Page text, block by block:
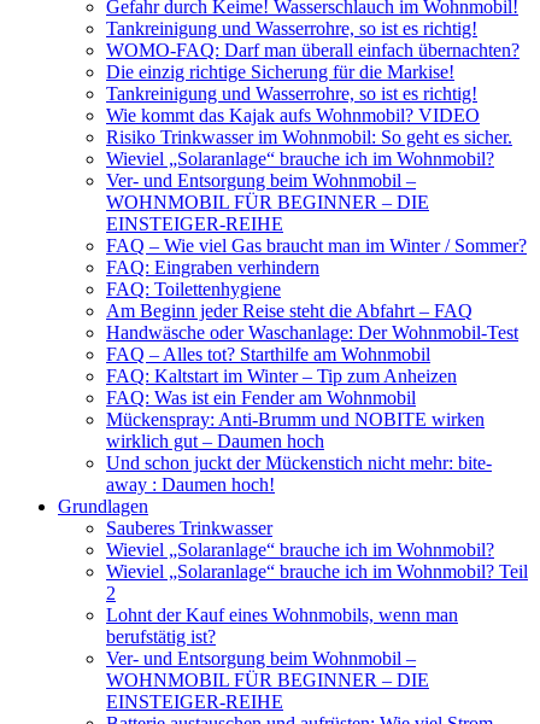
Gefahr durch Keime! Wasserschlauch im Wohnmobil!
Tankreinigung und Wasserrohre, so ist es richtig!
WOMO-FAQ: Darf man überall einfach übernachten?
Die einzig richtige Sicherung für die Markise!
Tankreinigung und Wasserrohre, so ist es richtig!
Wie kommt das Kajak aufs Wohnmobil? VIDEO
Risiko Trinkwasser im Wohnmobil: So geht es sicher.
Wieviel „Solaranlage“ brauche ich im Wohnmobil?
Ver- und Entsorgung beim Wohnmobil –
WOHNMOBIL FÜR BEGINNER – DIE
EINSTEIGER-REIHE
FAQ – Wie viel Gas braucht man im Winter / Sommer?
FAQ: Eingraben verhindern
FAQ: Toilettenhygiene
Am Beginn jeder Reise steht die Abfahrt – FAQ
Handwäsche oder Waschanlage: Der Wohnmobil-Test
FAQ – Alles tot? Starthilfe am Wohnmobil
FAQ: Kaltstart im Winter – Tip zum Anheizen
FAQ: Was ist ein Fender am Wohnmobil
Mückenspray: Anti-Brumm und NOBITE wirken
wirklich gut – Daumen hoch
Und schon juckt der Mückenstich nicht mehr: bite-
away : Daumen hoch!
Grundlagen
Sauberes Trinkwasser
Wieviel „Solaranlage“ brauche ich im Wohnmobil?
Wieviel „Solaranlage“ brauche ich im Wohnmobil? Teil
2
Lohnt der Kauf eines Wohnmobils, wenn man
berufstätig ist?
Ver- und Entsorgung beim Wohnmobil –
WOHNMOBIL FÜR BEGINNER – DIE
EINSTEIGER-REIHE